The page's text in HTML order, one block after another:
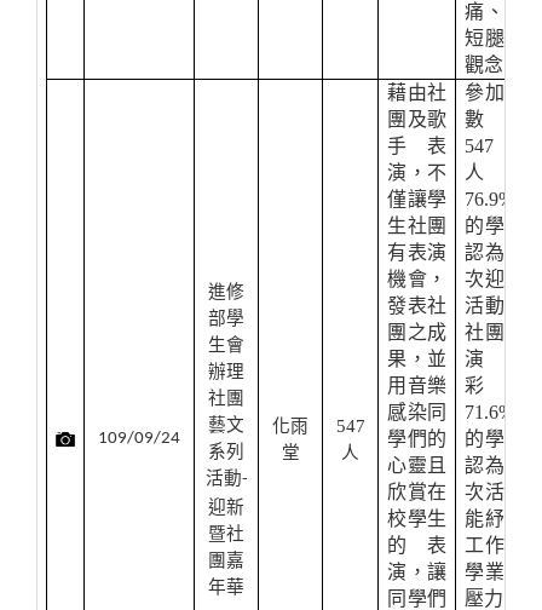
痛、長
短腿之
觀念。
109/09/24
進修
部學
生會
辦理
社團
藝文
系列
活動-
迎新
暨社
團嘉
年華
化雨
堂
547
人
藉由社
團及歌
手表
演，不
僅讓學
生社團
有表演
機會，
發表社
團之成
果，並
用音樂
感染同
學們的
心靈且
欣賞在
校學生
的表
演，讓
同學們
參加人
數為
547
人。
76.9%
的學生
認為本
次迎新
活動的
社團表
演精
彩，
71.6%
的學生
認為本
次活動
能紓解
工作及
學業的
壓力。